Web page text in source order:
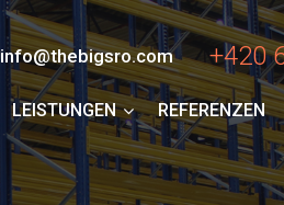
info@thebigsro.com +420
LEISTUNGEN REFERENZEN